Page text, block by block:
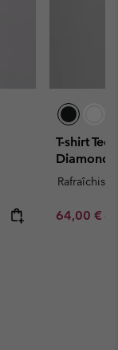
T-shirt
Diamond
Sale price:
64,00 €